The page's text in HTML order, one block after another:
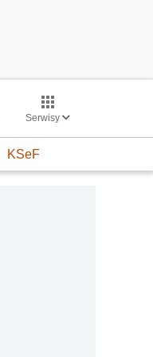
Serwisy
KSeF